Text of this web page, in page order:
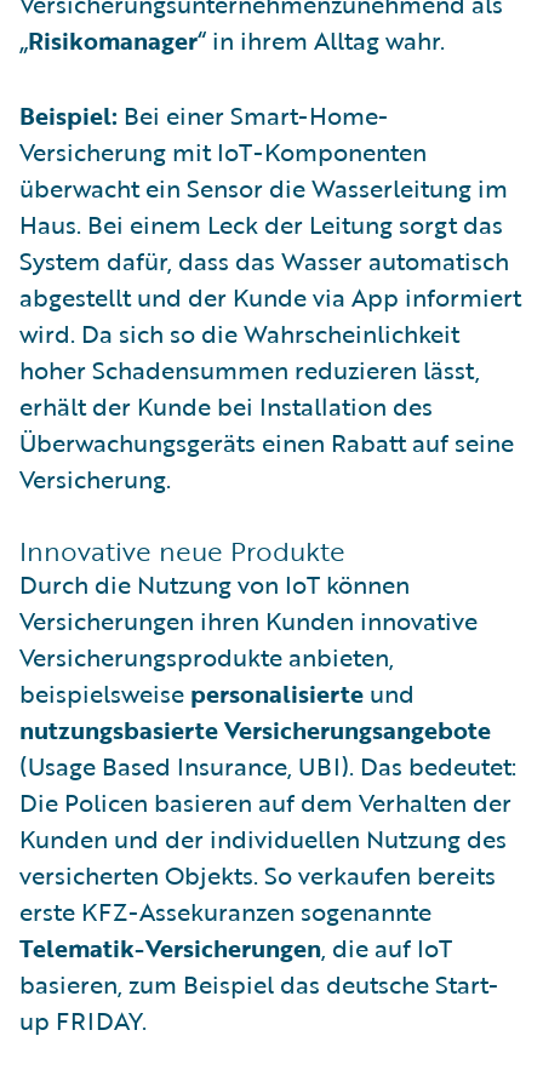
„Risikomanager“ in ihrem Alltag wahr.
Beispiel: Bei einer Smart-Home-
Versicherung mit IoT-Komponenten
überwacht ein Sensor die Wasserleitung im
Haus. Bei einem Leck der Leitung sorgt das
System dafür, dass das Wasser automatisch
abgestellt und der Kunde via App informiert
wird. Da sich so die Wahrscheinlichkeit
hoher Schadensummen reduzieren lässt,
erhält der Kunde bei Installation des
Überwachungsgeräts einen Rabatt auf seine
Versicherung.
Innovative neue Produkte
Durch die Nutzung von IoT können
Versicherungen ihren Kunden innovative
Versicherungsprodukte anbieten,
beispielsweise personalisierte und
nutzungsbasierte Versicherungsangebote
(Usage Based Insurance, UBI). Das bedeutet:
Die Policen basieren auf dem Verhalten der
Kunden und der individuellen Nutzung des
versicherten Objekts. So verkaufen bereits
erste KFZ-Assekuranzen sogenannte
Telematik-Versicherungen, die auf IoT
basieren, zum Beispiel das deutsche Start-
up FRIDAY.